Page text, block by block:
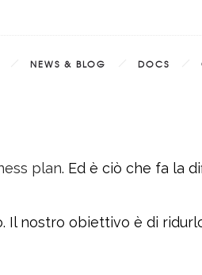
NEWS & BLOG DOCS
plan. Ed è ciò che fa la
Il nostro obiettivo è di